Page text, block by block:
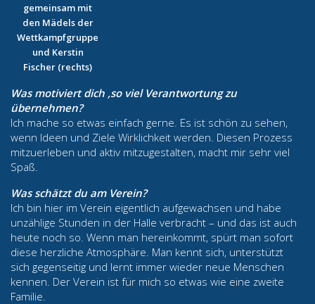
gemeinsam mit
den Mädels der
Wettkampfgruppe
und Kerstin
Fischer (rechts)
Was motiviert dich ,so viel Verantwortung zu
übernehmen?
Ich mache so etwas einfach gerne. Es ist schön zu sehen,
wenn Ideen und Ziele Wirklichkeit werden. Diesen Prozess
mitzuerleben und aktiv mitzugestalten, macht mir sehr viel
Spaß.
Was schätzt du am Verein?
Ich bin hier im Verein eigentlich aufgewachsen und habe
unzählige Stunden in der Halle verbracht – und das ist auch
heute noch so. Wenn man hereinkommt, spürt man sofort
diese herzliche Atmosphäre. Man kennt sich, unterstützt
sich gegenseitig und lernt immer wieder neue Menschen
kennen. Der Verein ist für mich so etwas wie eine zweite
Familie.